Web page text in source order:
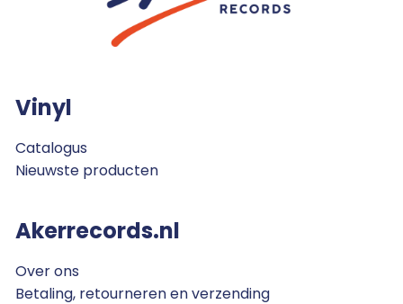
Vinyl
Catalogus
Nieuwste producten
Akerrecords.nl
Over ons
Betaling, retourneren en verzending